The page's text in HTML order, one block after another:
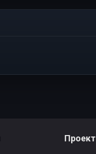
Проект